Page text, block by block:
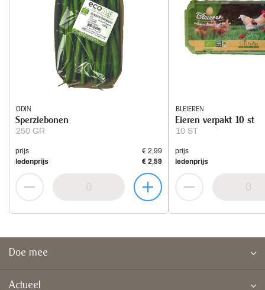
ODIN
250 GR
Sperziebonen
prijs
€ 2,99
ledenprijs
€ 2,59
BLEIEREN
10 ST
Eieren verpakt 10 st
prijs
ledenprijs
Doe mee
Actueel